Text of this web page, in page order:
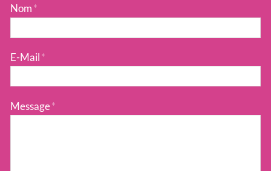
Nom*
E-Mail*
Message*